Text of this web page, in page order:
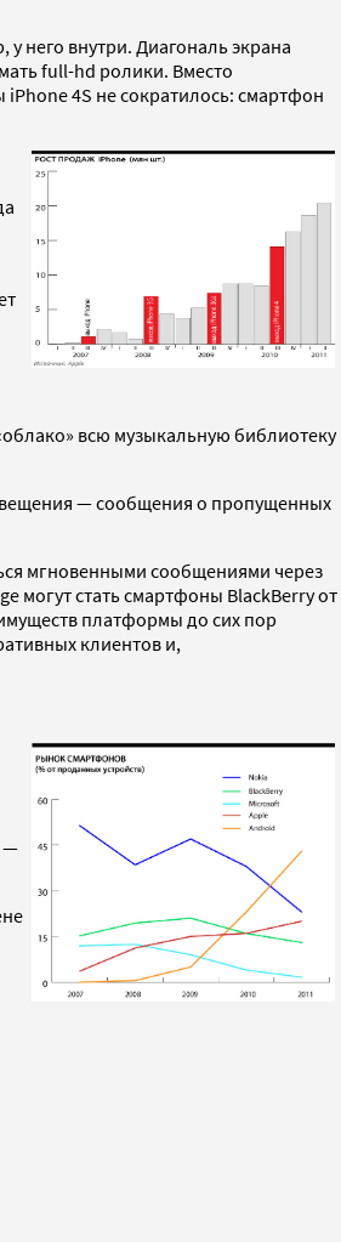
него внутри. Диагональ экрана
full-hd ролики. Вместо
4S не сократилось: смартфон
всю музыкальную библиотеку
— сообщения о пропущенных
мгновенными сообщениями через
могут стать смартфоны BlackBerry от
платформы до сих пор
клиентов и,
—